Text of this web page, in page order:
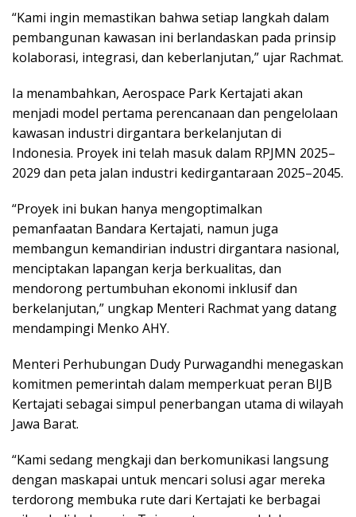
“Kami ingin memastikan bahwa setiap langkah dalam
pembangunan kawasan ini berlandaskan pada prinsip
kolaborasi, integrasi, dan keberlanjutan,” ujar Rachmat.
Ia menambahkan, Aerospace Park Kertajati akan
menjadi model pertama perencanaan dan pengelolaan
kawasan industri dirgantara berkelanjutan di
Indonesia. Proyek ini telah masuk dalam RPJMN 2025–
2029 dan peta jalan industri kedirgantaraan 2025–2045.
“Proyek ini bukan hanya mengoptimalkan
pemanfaatan Bandara Kertajati, namun juga
membangun kemandirian industri dirgantara nasional,
menciptakan lapangan kerja berkualitas, dan
mendorong pertumbuhan ekonomi inklusif dan
berkelanjutan,” ungkap Menteri Rachmat yang datang
mendampingi Menko AHY.
Menteri Perhubungan Dudy Purwagandhi menegaskan
komitmen pemerintah dalam memperkuat peran BIJB
Kertajati sebagai simpul penerbangan utama di wilayah
Jawa Barat.
“Kami sedang mengkaji dan berkomunikasi langsung
dengan maskapai untuk mencari solusi agar mereka
terdorong membuka rute dari Kertajati ke berbagai